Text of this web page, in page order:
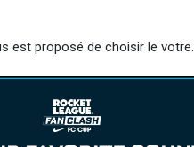
est proposé de choisir le votre.